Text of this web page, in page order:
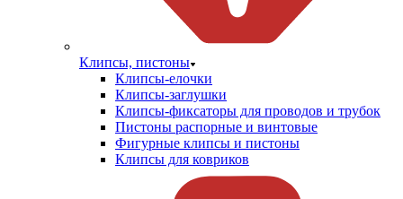
Клипсы, пистоны
Клипсы-елочки
Клипсы-заглушки
Клипсы-фиксаторы для проводов и трубок
Пистоны распорные и винтовые
Фигурные клипсы и пистоны
Клипсы для ковриков